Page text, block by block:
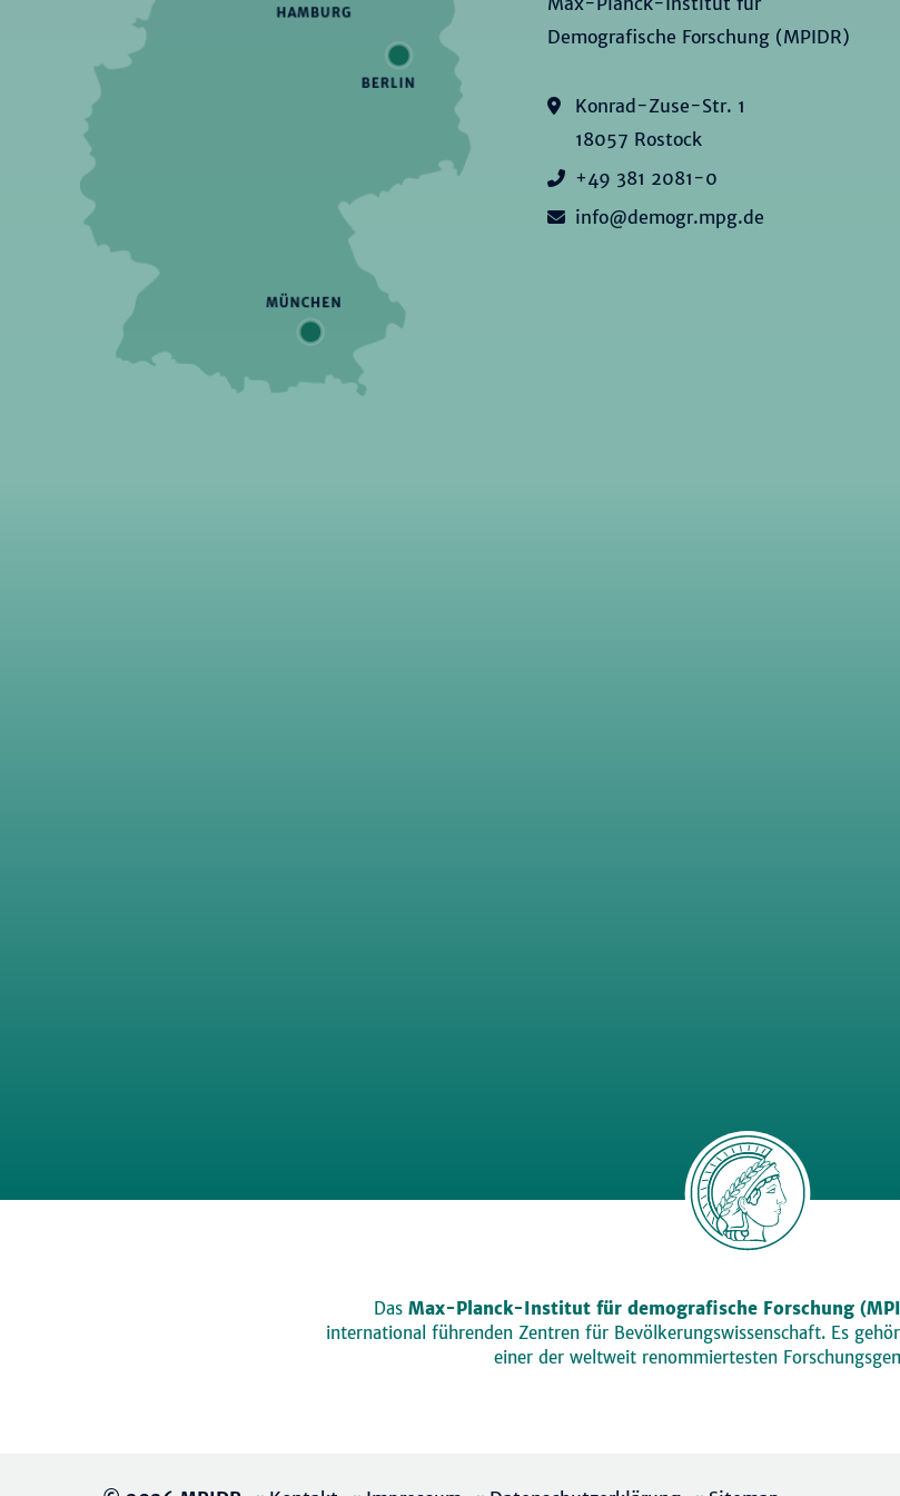
Demografische Forschung (MPIDR)
Konrad-Zuse-Str. 1
18057 Rostock
+49 381 2081-0
info@demogr.mpg.de
Das Max-Planck-Institut für demografische Forschung
international führenden Zentren für Bevölkerungswissenschaft. Es
einer der weltweit renommiertesten